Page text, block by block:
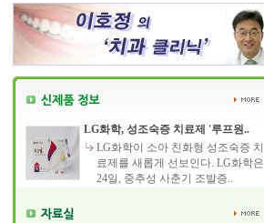
LG화학, 성조숙증 치료제 '루프원..
LG화학이 소아 친화형 성조숙증 치
료제를 새롭게 선보인다. LG화학은
24일, 중추성 사춘기 조발증..